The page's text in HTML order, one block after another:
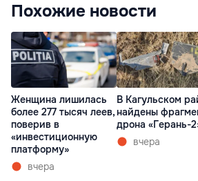
Похожие новости
Женщина лишилась
более 277 тысяч леев,
поверив в
«инвестиционную
платформу»
вчера
В Кагульском
найдены
дрона «Герань-
вчера